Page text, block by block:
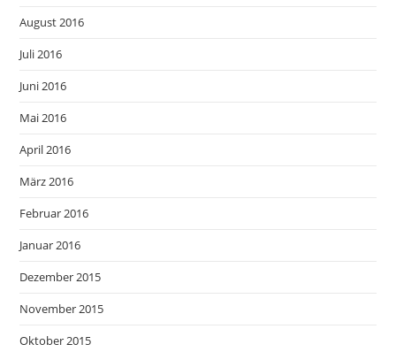
August 2016
Juli 2016
Juni 2016
Mai 2016
April 2016
März 2016
Februar 2016
Januar 2016
Dezember 2015
November 2015
Oktober 2015